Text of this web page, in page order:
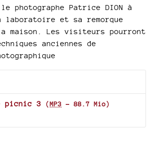
photographe Patrice DION à
laboratoire et sa remorque
maison. Les visiteurs pourront
anciennes de
picnic 3 (MP3 - 88.7 Mio)